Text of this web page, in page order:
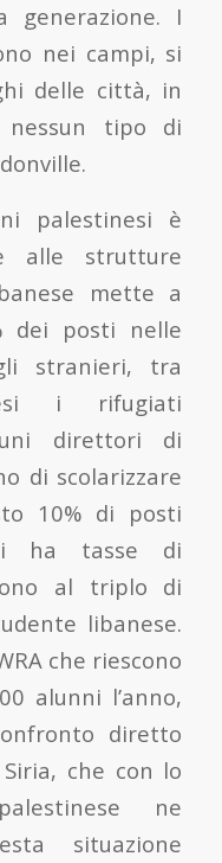
generazione. I
nei campi, si
delle città, in
nessun tipo di
palestinesi è
alle strutture
mette a
dei posti nelle
stranieri, tra
i rifugiati
direttori di
di scolarizzare
10% di posti
ha tasse di
al triplo di
libanese.
che riescono
alunni l’anno,
diretto
che con lo
ne
situazione